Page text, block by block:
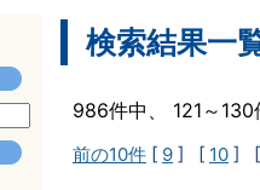
検索結果一
986件中、 121～
前の10件 [ 9 ] [ 10 ]